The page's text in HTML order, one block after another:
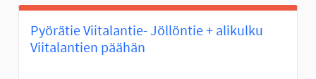
Pyörätie Viitalantie- Jöllöntie + alikulku
Viitalantien päähän